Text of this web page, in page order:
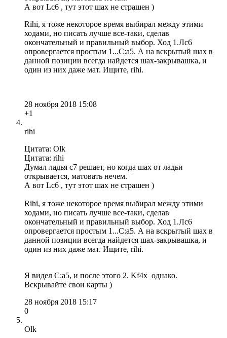
А вот Lс6 , тут этот шах не страшен )
Rihi, я тоже некоторое время выбирал между этими
ходами, но писать лучше все-таки, сделав
окончательный и правильный выбор. Ход 1.Лс6
опровергается простым 1...С:a5. А на вскрытый шах в
данной позиции всегда найдется шах-закрывашка, и
один из них даже мат. Ищите, rihi.
28 ноября 2018 15:08
+1
rihi
Цитата: Olk
Цитата: rihi
Думал ладья с7 решает, но когда шах от ладьи
открывается, матовать нечем.
А вот Lс6 , тут этот шах не страшен )
Rihi, я тоже некоторое время выбирал между этими
ходами, но писать лучше все-таки, сделав
окончательный и правильный выбор. Ход 1.Лс6
опровергается простым 1...С:a5. А на вскрытый шах в
данной позиции всегда найдется шах-закрывашка, и
один из них даже мат. Ищите, rihi.
Я видел С:а5, и после этого 2. Kf4x однако.
Вскрывайте свои карты )
28 ноября 2018 15:17
0
Olk